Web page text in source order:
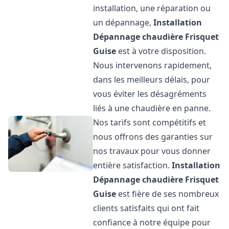
installation, une réparation ou
un dépannage,Installation
Dépannage chaudière Frisquet
Guise est à votre disposition.
Nous intervenons rapidement,
dans les meilleurs délais, pour
vous éviter les désagréments
liés à une chaudière en panne.
Nos tarifs sont compétitifs et
nous offrons des garanties sur
nos travaux pour vous donner
entière satisfaction.Installation
Dépannage chaudière Frisquet
Guise est fière de ses nombreux
clients satisfaits qui ont fait
confiance à notre équipe pour